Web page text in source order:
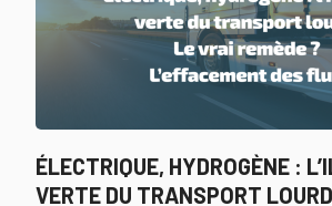
ÉLECTRIQUE, HYDROGÈNE :
VERTE DU TRANSPORT